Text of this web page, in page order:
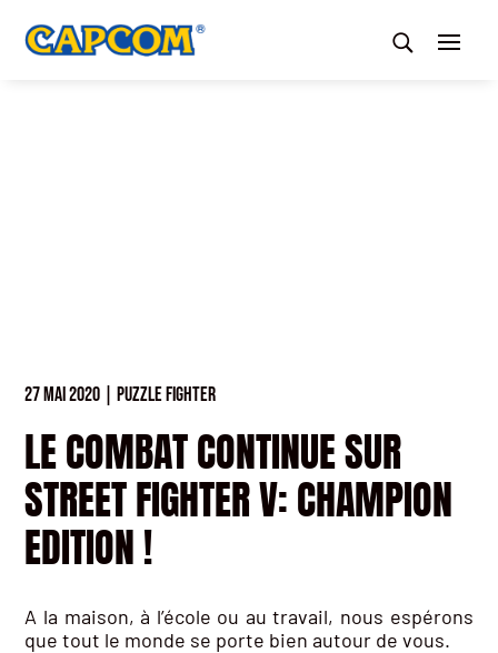
LE COMBAT CONTINUE SUR
STREET FIGHTER V: CHAMPION
EDITION !
27 MAI 2020 PUZZLE FIGHTER
A la maison, à l’école ou au travail, nous espérons
que tout le monde se porte bien autour de vous.